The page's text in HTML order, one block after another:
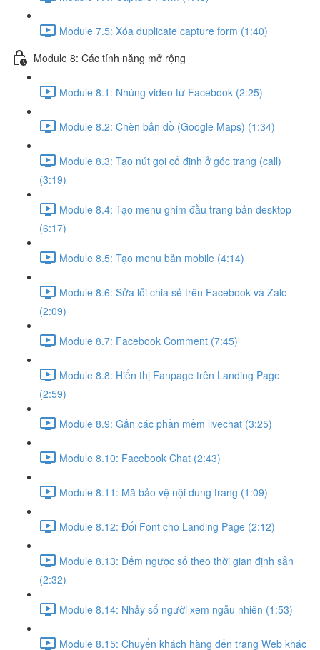
Module 7.5: Xóa duplicate capture form (1:40)
Module 8: Các tính năng mở rộng
Module 8.1: Nhúng video từ Facebook (2:25)
Module 8.2: Chèn bản đồ (Google Maps) (1:34)
Module 8.3: Tạo nút gọi cố định ở góc trang (call)
(3:19)
Module 8.4: Tạo menu ghim đầu trang bản desktop
(6:17)
Module 8.5: Tạo menu bản mobile (4:14)
Module 8.6: Sửa lỗi chia sẻ trên Facebook và Zalo
(2:09)
Module 8.7: Facebook Comment (7:45)
Module 8.8: Hiển thị Fanpage trên Landing Page
(2:59)
Module 8.9: Gắn các phần mềm livechat (3:25)
Module 8.10: Facebook Chat (2:43)
Module 8.11: Mã bảo vệ nội dung trang (1:09)
Module 8.12: Đổi Font cho Landing Page (2:12)
Module 8.13: Đếm ngược số theo thời gian định sẵn
(2:32)
Module 8.14: Nhảy số người xem ngẫu nhiên (1:53)
Module 8.15: Chuyển khách hàng đến trang Web khác